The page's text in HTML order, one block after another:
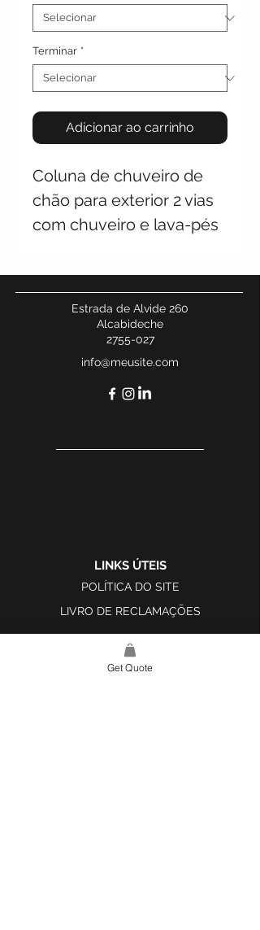
Terminar *
Adicionar ao carrinho
Coluna de chuveiro de
chão para exterior 2 vias
com chuveiro e lava-pés
Estrada de Alvide 260
Alcabideche
2755-027
info@meusite.com
LINKS ÚTEIS
POLÍTICA DO SITE
LIVRO DE RECLAMAÇÕES
Get Quote